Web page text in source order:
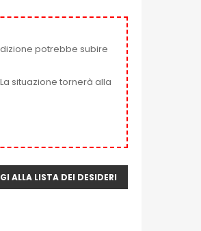
potrebbe subire
situazione tornerà alla
ALLA LISTA DEI DESIDERI